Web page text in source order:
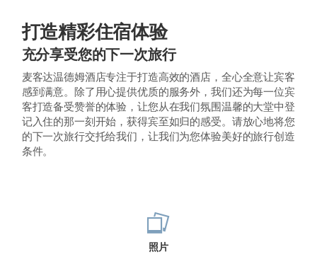
打造精彩住宿体验
充分享受您的下一次旅行
麦客达温德姆酒店专注于打造高效的酒店，全心全意让宾客
感到满意。除了用心提供优质的服务外，我们还为每一位宾
客打造备受赞誉的体验，让您从在我们氛围温馨的大堂中登
记入住的那一刻开始，获得宾至如归的感受。请放心地将您
的下一次旅行交托给我们，让我们为您体验美好的旅行创造
条件。
照片